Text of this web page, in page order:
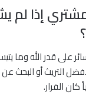
إذا لم
على قدر الله وما
التريث أو البحث عن
القرار.